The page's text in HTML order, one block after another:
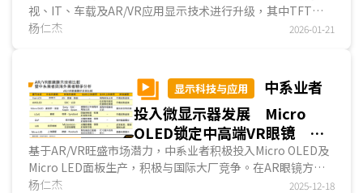
疊屏面板出货成长。...
视、IT、车载及AR/VR应用显示技术进行升级，其中TFT
LCD业者主要改良背光模塊结构，以提升色彩表现与对比值；
展重点，例如原仅用于电视用TFT LCD面板的低反射率表面
处理技术扩张至IT及车载应用；原仅用于手机、穿戴用
AMOLED面板的Hybrid架构、LTPO背板技术扩张至IT应用。
而在AR/VR用微型显示器方面，包括LCoS、Micro OLED及
Micro LED业者皆致力改善面板辉度、分辨率与色彩表现。
杨仁杰 2026-01-21
显示科技与应用
中系业者
投入微显示器发展 Micro
OLED锁定中高端VR眼镜
Micro LED将成AR眼镜主流
基于AR/VR旺盛市场潜力，中系业者积极投入Micro OLED及
Micro LED面板生产，积极与国际大厂竞争。在AR眼镜方
面，目前市场主流为成本效益较高的Micro OLED面板搭配
杨仁杰 2025-12-18